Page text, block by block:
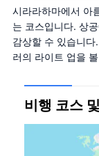
시라라하마에서 아
는 코스입니다. 상
감상할 수 있습니
러의 라이트 업을
비행 코스